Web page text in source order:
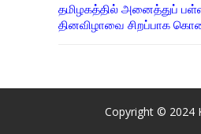
தமிழகத்தில் அனைத்துப்
தினவிழாவை சிறப்பாக
Copyright © 2024